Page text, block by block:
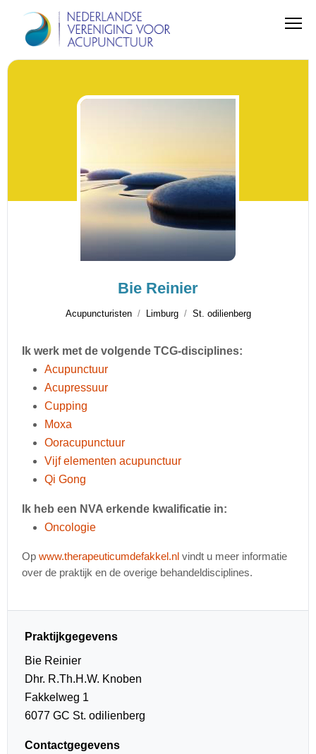
Bie Reinier
Acupuncturisten Limburg St. odilienberg
Ik werk met de volgende TCG-disciplines:
Acupunctuur
Acupressuur
Cupping
Moxa
Ooracupunctuur
Vijf elementen acupunctuur
Qi Gong
Ik heb een NVA erkende kwalificatie in:
Oncologie
Opwww.therapeuticumdefakkel.nl vindt u meer informatie
over de praktijk en de overige behandeldisciplines.
Praktijkgegevens
Bie Reinier
Dhr. R.Th.H.W. Knoben
Fakkelweg 1
6077 GC St. odilienberg
Contactgegevens